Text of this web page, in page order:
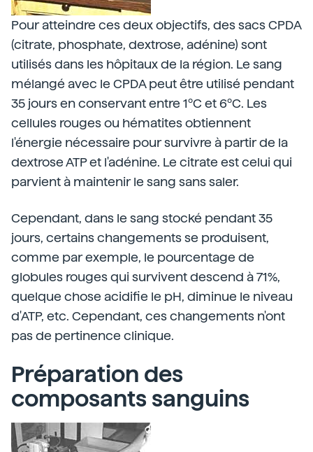
Pour atteindre ces deux objectifs, des sacs CPDA
(citrate, phosphate, dextrose, adénine) sont
utilisés dans les hôpitaux de la région. Le sang
mélangé avec le CPDA peut être utilisé pendant
35 jours en conservant entre 1ºC et 6ºC. Les
cellules rouges ou hématites obtiennent
l'énergie nécessaire pour survivre à partir de la
dextrose ATP et l'adénine. Le citrate est celui qui
parvient à maintenir le sang sans saler.
Cependant, dans le sang stocké pendant 35
jours, certains changements se produisent,
comme par exemple, le pourcentage de
globules rouges qui survivent descend à 71%,
quelque chose acidifie le pH, diminue le niveau
d'ATP, etc. Cependant, ces changements n'ont
pas de pertinence clinique.
Préparation des
composants sanguins